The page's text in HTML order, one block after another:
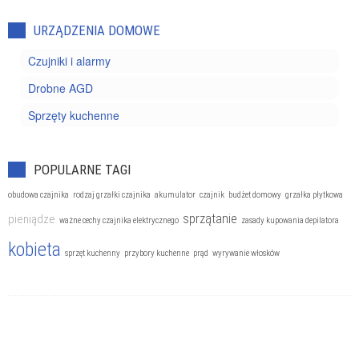
URZĄDZENIA DOMOWE
Czujniki i alarmy
Drobne AGD
Sprzęty kuchenne
POPULARNE TAGI
obudowa czajnika rodzaj grzałki czajnika akumulator czajnik budżet domowy grzałka płytkowa
pieniądze ważne cechy czajnika elektrycznego sprzątanie zasady kupowania depilatora
kobieta sprzęt kuchenny przybory kuchenne prąd wyrywanie włosków